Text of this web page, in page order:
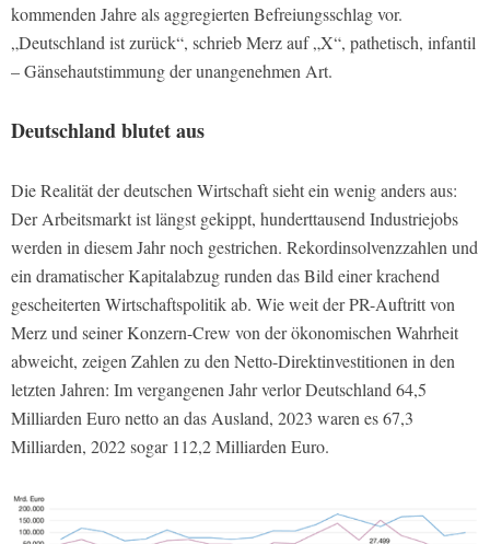
kommenden Jahre als aggregierten Befreiungsschlag vor.
„Deutschland ist zurück“, schrieb Merz auf „X“, pathetisch, infantil
– Gänsehautstimmung der unangenehmen Art.
Deutschland blutet aus
Die Realität der deutschen Wirtschaft sieht ein wenig anders aus:
Der Arbeitsmarkt ist längst gekippt, hunderttausend Industriejobs
werden in diesem Jahr noch gestrichen. Rekordinsolvenzzahlen und
ein dramatischer Kapitalabzug runden das Bild einer krachend
gescheiterten Wirtschaftspolitik ab. Wie weit der PR-Auftritt von
Merz und seiner Konzern-Crew von der ökonomischen Wahrheit
abweicht, zeigen Zahlen zu den Netto-Direktinvestitionen in den
letzten Jahren: Im vergangenen Jahr verlor Deutschland 64,5
Milliarden Euro netto an das Ausland, 2023 waren es 67,3
Milliarden, 2022 sogar 112,2 Milliarden Euro.